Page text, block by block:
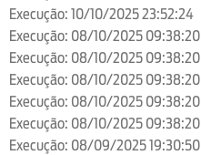
Execução: 10/10/2025 23:52:24
Execução: 08/10/2025 09:38:20
Execução: 08/10/2025 09:38:20
Execução: 08/10/2025 09:38:20
Execução: 08/10/2025 09:38:20
Execução: 08/10/2025 09:38:20
Execução: 08/09/2025 19:30:50